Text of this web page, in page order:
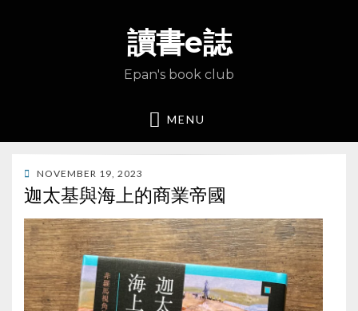
讀書e誌
Epan's book club
MENU
POSTED
ON
NOVEMBER 19, 2023
迦太基與海上的商業帝國